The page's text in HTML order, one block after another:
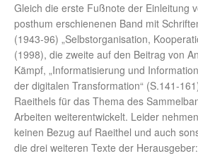
Gleich die erste Fußnote der Einleitung
posthum erschienenen Band mit
(1943-96) „Selbstorganisation,
(1998), die zweite auf den Beitrag von
Kämpf, „Informatisierung und
der digitalen Transformation“ (S.141-
Raeithels für das Thema des
Arbeiten weiterentwickelt. Leider
keinen Bezug auf Raeithel und auch
die drei weiteren Texte der